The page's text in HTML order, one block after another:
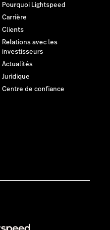
Pourquoi Lightspeed
Carrière
Clients
Relations avec les
investisseurs
Actualités
Juridique
Centre de confiance